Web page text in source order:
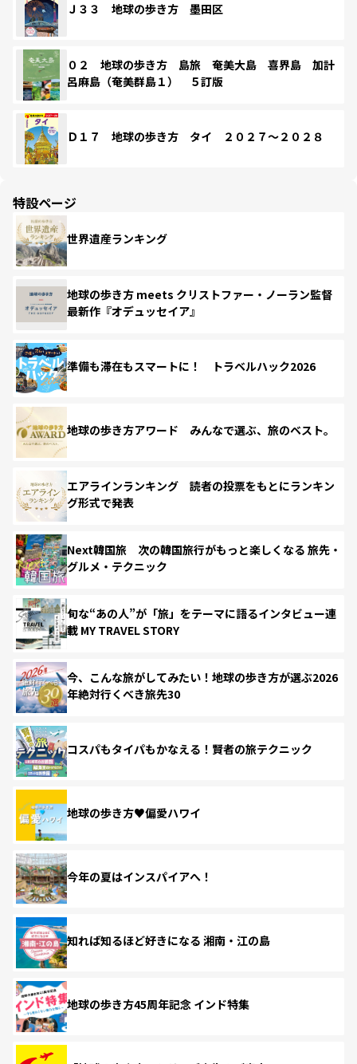
Ｊ３３ 地球の歩き方 墨田区
０２ 地球の歩き方 島旅 奄美大島 喜界島 加計
呂麻島（奄美群島１） ５訂版
Ｄ１７ 地球の歩き方 タイ ２０２７～２０２８
特設ページ
世界遺産ランキング
地球の歩き方 meets クリストファー・ノーラン監督
最新作『オデュッセイア』
準備も滞在もスマートに！ トラベルハック2026
地球の歩き方アワード みんなで選ぶ、旅のベスト。
エアラインランキング 読者の投票をもとにランキン
グ形式で発表
Next韓国旅 次の韓国旅行がもっと楽しくなる 旅先・
グルメ・テクニック
旬な“あの人”が「旅」をテーマに語るインタビュー連
載 MY TRAVEL STORY
今、こんな旅がしてみたい！地球の歩き方が選ぶ2026
年絶対行くべき旅先30
コスパもタイパもかなえる！賢者の旅テクニック
地球の歩き方♥偏愛ハワイ
今年の夏はインスパイアへ！
知れば知るほど好きになる 湘南・江の島
地球の歩き方45周年記念 インド特集